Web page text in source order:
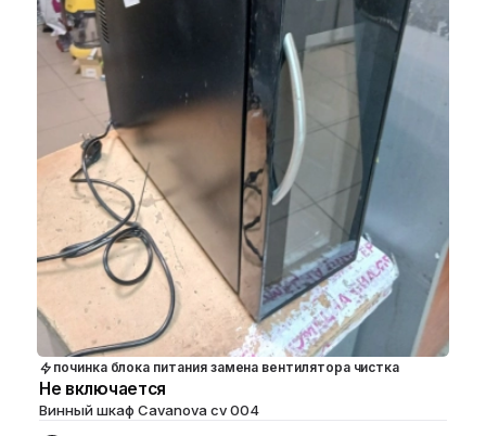
починка блока питания замена вентилятора чистка
Не включается
Винный шкаф Cavanova cv 004